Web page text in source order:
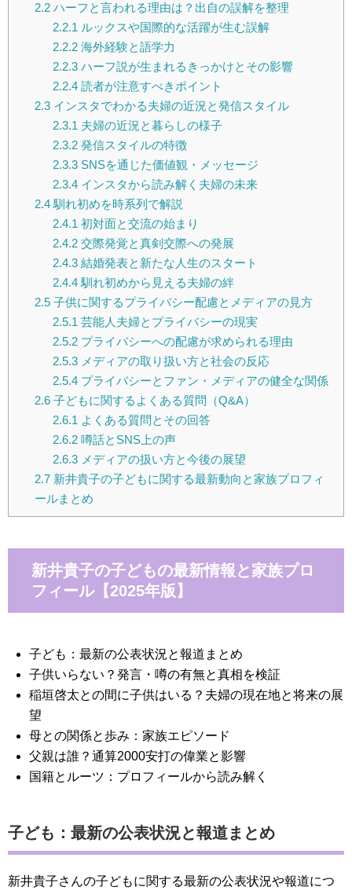
2.2ハーフと言われる理由は？出自の誤解を整理
2.2.1 ルックスや国際的な活躍が生む誤解
2.2.2海外経験と語学力
2.2.3ハーフ説が生まれるきっかけとその影響
2.2.4読者が注意すべきポイント
2.3インスタでわかる夫婦の近況と発信スタイル
2.3.1 夫婦の近況と暮らしの様子
2.3.2発信スタイルの特徴
2.3.3SNSを通じた価値観・メッセージ
2.3.4インスタから読み解く夫婦の未来
2.4馴れ初めを時系列で解説
2.4.1 初対面と交流の始まり
2.4.2交際発覚と真剣交際への発展
2.4.3結婚発表と新たな人生のスタート
2.4.4馴れ初めから見える夫婦の絆
2.5子供に関するプライバシー配慮とメディアの見方
2.5.1 芸能人夫婦とプライバシーの現実
2.5.2プライバシーへの配慮が求められる理由
2.5.3メディアの取り扱い方と社会の反応
2.5.4プライバシーとファン・メディアの健全な関係
2.6子どもに関するよくある質問（Q&A）
2.6.1 よくある質問とその回答
2.6.2噂話とSNS上の声
2.6.3メディアの扱い方と今後の展望
2.7新井貴子の子どもに関する最新動向と家族プロフィ
ールまとめ
新井貴子の子どもの最新情報と家族プロ
フィール【2025年版】
子ども：最新の公表状況と報道まとめ
子供いらない？発言・噂の有無と真相を検証
稲垣啓太との間に子供はいる？夫婦の現在地と将来の展
望
母との関係と歩み：家族エピソード
父親は誰？通算2000安打の偉業と影響
国籍とルーツ：プロフィールから読み解く
子ども：最新の公表状況と報道まとめ
新井貴子さんの子どもに関する最新の公表状況や報道につ